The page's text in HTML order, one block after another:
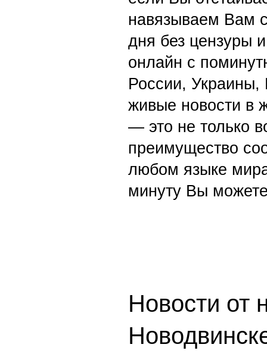
навязываем Вам
дня без цензуры
онлайн с
России,
живые новости в
— это не только
преимущество
любом языке
минуту Вы
Новости от